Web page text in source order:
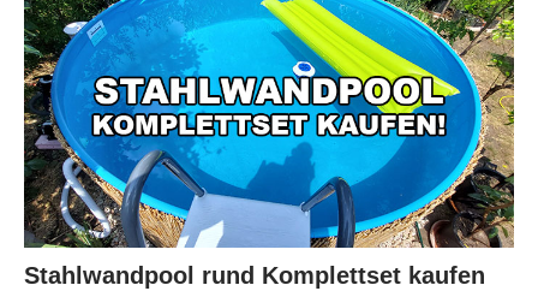
Stahlwandpool rund Komplettset kaufen